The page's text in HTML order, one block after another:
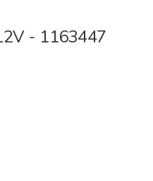
- 1163447